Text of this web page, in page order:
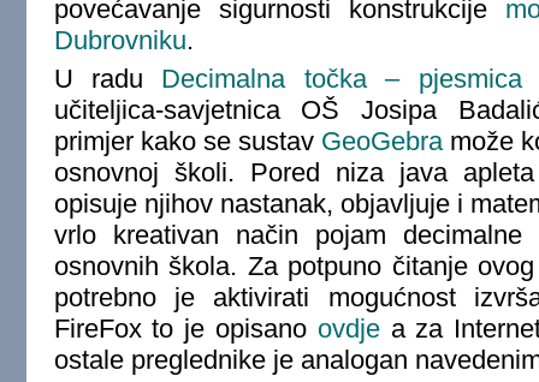
povećavanje sigurnosti konstrukcije
Dubrovniku.
U radu Decimalna točka –
učiteljica-savjetnica OŠ Josipa
primjer kako se sustav GeoGebramože
osnovnoj školi. Pored niza java
opisuje njihov nastanak, objavljuje i
vrlo kreativan način pojam decimalne
osnovnih škola. Za potpuno čitanje
potrebno je aktivirati mogućnost
FireFox to je opisano ovdjea za
ostale preglednike je analogan